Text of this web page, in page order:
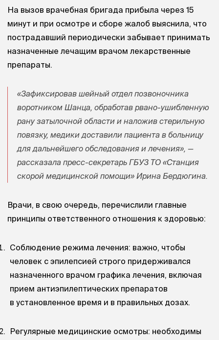
На вызов врачебная бригада прибыла через 15
минут и при осмотре и сборе жалоб выяснила, что
пострадавший периодически забывает принимать
назначенные лечащим врачом лекарственные
препараты.
«Зафиксировав шейный отдел позвоночника
воротником Шанца, обработав рвано-ушибленную
рану затылочной области и наложив стерильную
повязку, медики доставили пациента в больницу
для дальнейшего обследования и лечения», —
рассказала пресс-секретарь ГБУЗ ТО «Станция
скорой медицинской помощи» Ирина Бердюгина.
Врачи, в свою очередь, перечислили главные
принципы ответственного отношения к здоровью:
Соблюдение режима лечения: важно, чтобы
человек с эпилепсией строго придерживался
назначенного врачом графика лечения, включая
прием антиэпилептических препаратов
в установленное время и в правильных дозах.
Регулярные медицинские осмотры: необходимы